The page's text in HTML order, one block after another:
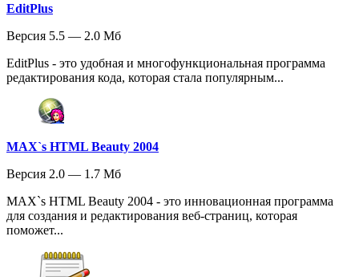
EditPlus
Версия 5.5 — 2.0 Мб
EditPlus - это удобная и многофункциональная программа
редактирования кода, которая стала популярным...
MAX`s HTML Beauty 2004
Версия 2.0 — 1.7 Мб
MAX`s HTML Beauty 2004 - это инновационная программа
для создания и редактирования веб-страниц, которая
поможет...